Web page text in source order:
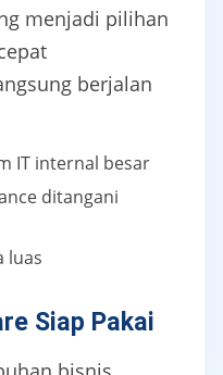
menjadi pilihan
berjalan
IT internal besar
ditangani
luas
Siap Pakai